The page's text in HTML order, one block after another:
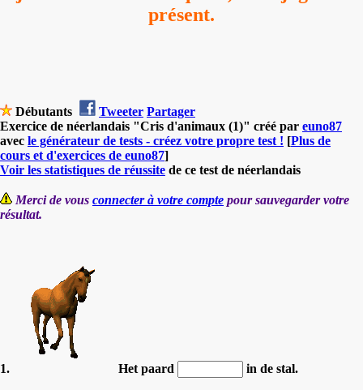
présent.
Débutants Tweeter Partager
Exercice de néerlandais "Cris d'animaux (1)" créé par euno87
avec le générateur de tests - créez votre propre test ! [Plus de
cours et d'exercices de euno87]
Voir les statistiques de réussite de ce test de néerlandais
Merci de vous connecter à votre compte pour sauvegarder votre
résultat.
1. Het paard in de stal.